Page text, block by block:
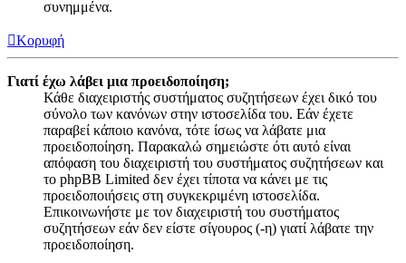
συνημμένα.
Κορυφή
Γιατί έχω λάβει μια προειδοποίηση;
Κάθε διαχειριστής συστήματος συζητήσεων έχει δικό του
σύνολο των κανόνων στην ιστοσελίδα του. Εάν έχετε
παραβεί κάποιο κανόνα, τότε ίσως να λάβατε μια
προειδοποίηση. Παρακαλώ σημειώστε ότι αυτό είναι
απόφαση του διαχειριστή του συστήματος συζητήσεων και
το phpBB Limited δεν έχει τίποτα να κάνει με τις
προειδοποιήσεις στη συγκεκριμένη ιστοσελίδα.
Επικοινωνήστε με τον διαχειριστή του συστήματος
συζητήσεων εάν δεν είστε σίγουρος (-η) γιατί λάβατε την
προειδοποίηση.